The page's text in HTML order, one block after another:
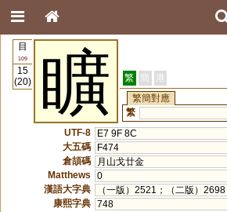
目
109
15
(20)
矌 繁 簡 港
繁簡對應
繁
UTF-8
E7 9F 8C
大五碼
F474
倉頡碼
月山戈廿金
Matthews
0
漢語大字典
（一版）2521；（二版）2698
康熙字典 748